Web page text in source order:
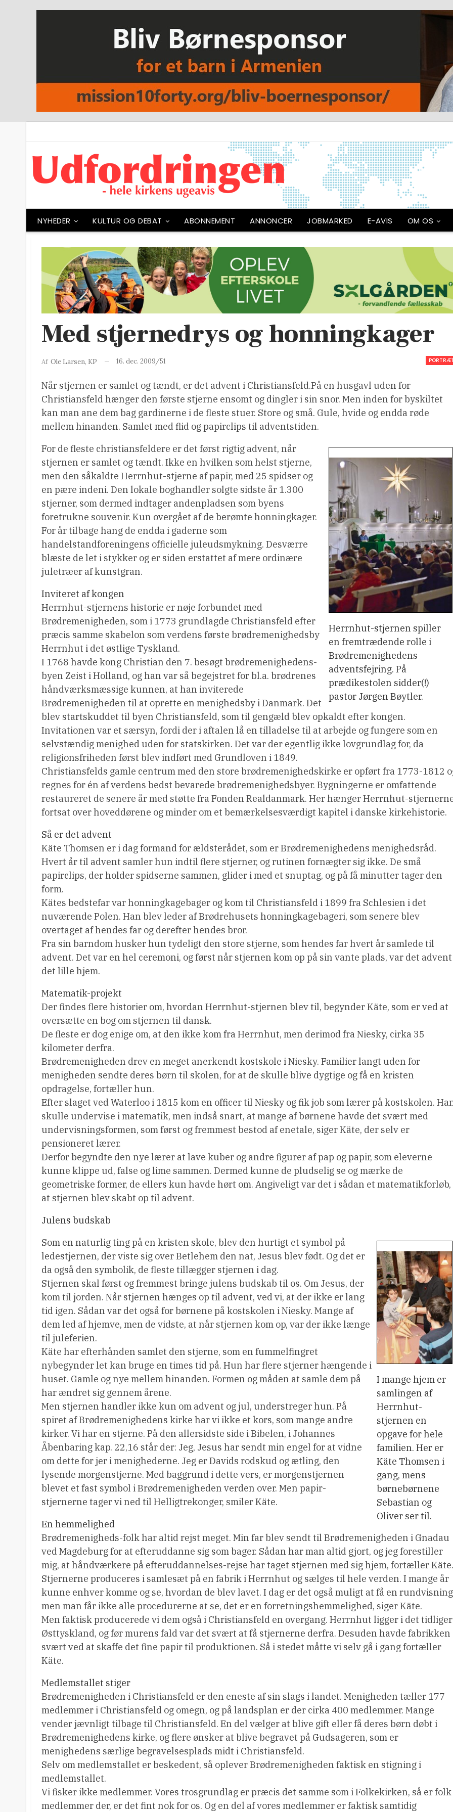
NYHEDER KULTUR OG DEBAT ABONNEMENT ANNONCER JOBMARKED E-AVIS OM OS
Med stjernedrys og honningkager
Af Ole Larsen, KP 16. dec. 2009/51
Når stjernen er samlet og tændt, er det advent i Christiansfeld.På en husgavl uden for
Christiansfeld hænger den første stjerne ensomt og dingler i sin snor. Men inden for byskiltet
kan man ane dem bag gardinerne i de fleste stuer. Store og små. Gule, hvide og endda røde
mellem hinanden. Samlet med flid og papirclips til adventstiden.
Herrnhut-stjernen spiller
en fremtrædende rolle i
Brødremenighedens
adventsfejring. På
prædikestolen sidder(!)
pastor Jørgen Bøytler.
For de fleste christiansfeldere er det først rigtig advent, når
stjernen er samlet og tændt. Ikke en hvilken som helst stjerne,
men den såkaldte Herrnhut-stjerne af papir, med 25 spidser og
en pære indeni. Den lokale boghandler solgte sidste år 1.300
stjerner, som dermed indtager andenpladsen som byens
foretrukne souvenir. Kun overgået af de berømte honningkager.
For år tilbage hang de endda i gaderne som
handelstandforeningens officielle juleudsmykning. Desværre
blæste de let i stykker og er siden erstattet af mere ordinære
juletræer af kunstgran.
Inviteret af kongen
Herrnhut-stjernens historie er nøje forbundet med
Brødremenigheden, som i 1773 grundlagde Christiansfeld efter
præcis samme skabelon som verdens første brødremenighedsby
Herrnhut i det østlige Tyskland.
I 1768 havde kong Christian den 7. besøgt brødremenighedens-
byen Zeist i Holland, og han var så begejstret for bl.a. brødrenes
håndværksmæssige kunnen, at han inviterede
Brødremenigheden til at oprette en menighedsby i Danmark. Det
blev startskuddet til byen Christiansfeld, som til gengæld blev opkaldt efter kongen.
Invitationen var et særsyn, fordi der i aftalen lå en tilladelse til at arbejde og fungere som en
selvstændig menighed uden for statskirken. Det var der egentlig ikke lovgrundlag for, da
religionsfriheden først blev indført med Grundloven i 1849.
Christiansfelds gamle centrum med den store brødremenighedskirke er opført fra 1773-1812
regnes for én af verdens bedst bevarede brødremenighedsbyer. Bygningerne er omfattende
restaureret de senere år med støtte fra Fonden Realdanmark. Her hænger Herrnhut-
fortsat over hoveddørene og minder om et bemærkelsesværdigt kapitel i danske kirkehistorie.
Så er det advent
Käte Thomsen er i dag formand for ældsterådet, som er Brødremenighedens menighedsråd.
Hvert år til advent samler hun indtil flere stjerner, og rutinen fornægter sig ikke. De små
papirclips, der holder spidserne sammen, glider i med et snuptag, og på få minutter tager den
form.
Kätes bedstefar var honningkagebager og kom til Christiansfeld i 1899 fra Schlesien i det
nuværende Polen. Han blev leder af Brødrehusets honningkagebageri, som senere blev
overtaget af hendes far og derefter hendes bror.
Fra sin barndom husker hun tydeligt den store stjerne, som hendes far hvert år samlede til
advent. Det var en hel ceremoni, og først når stjernen kom op på sin vante plads, var det
det lille hjem.
Matematik-projekt
Der findes flere historier om, hvordan Herrnhut-stjernen blev til, begynder Käte, som er ved at
oversætte en bog om stjernen til dansk.
De fleste er dog enige om, at den ikke kom fra Herrnhut, men derimod fra Niesky, cirka 35
kilometer derfra.
Brødremenigheden drev en meget anerkendt kostskole i Niesky. Familier langt uden for
menigheden sendte deres børn til skolen, for at de skulle blive dygtige og få en kristen
opdragelse, fortæller hun.
Efter slaget ved Waterloo i 1815 kom en officer til Niesky og fik job som lærer på kostskolen.
skulle undervise i matematik, men indså snart, at mange af børnene havde det svært med
undervisningsformen, som først og fremmest bestod af enetale, siger Käte, der selv er
pensioneret lærer.
Derfor begyndte den nye lærer at lave kuber og andre figurer af pap og papir, som eleverne
kunne klippe ud, false og lime sammen. Dermed kunne de pludselig se og mærke de
geometriske former, de ellers kun havde hørt om. Angiveligt var det i sådan et matematikforløb,
at stjernen blev skabt op til advent.
Julens budskab
I mange hjem er
samlingen af
Herrnhut-
stjernen en
opgave for hele
familien. Her er
Käte Thomsen i
gang, mens
børnebørnene
Sebastian og
Oliver ser til.
Som en naturlig ting på en kristen skole, blev den hurtigt et symbol på
ledestjernen, der viste sig over Betlehem den nat, Jesus blev født. Og det er
da også den symbolik, de fleste tillægger stjernen i dag.
Stjernen skal først og fremmest bringe julens budskab til os. Om Jesus, der
kom til jorden. Når stjernen hænges op til advent, ved vi, at der ikke er lang
tid igen. Sådan var det også for børnene på kostskolen i Niesky. Mange af
dem led af hjemve, men de vidste, at når stjernen kom op, var der ikke længe
til juleferien.
Käte har efterhånden samlet den stjerne, som en fummelfingret
nybegynder let kan bruge en times tid på. Hun har flere stjerner hængende i
huset. Gamle og nye mellem hinanden. Formen og måden at samle dem på
har ændret sig gennem årene.
Men stjernen handler ikke kun om advent og jul, understreger hun. På
spiret af Brødremenighedens kirke har vi ikke et kors, som mange andre
kirker. Vi har en stjerne. På den allersidste side i Bibelen, i Johannes
Åbenbaring kap. 22,16 står der: Jeg, Jesus har sendt min engel for at vidne
om dette for jer i menighederne. Jeg er Davids rodskud og ætling, den
lysende morgenstjerne. Med baggrund i dette vers, er morgenstjernen
blevet et fast symbol i Brødremenigheden verden over. Men papir-
stjernerne tager vi ned til Helligtrekonger, smiler Käte.
En hemmelighed
Brødremenigheds-folk har altid rejst meget. Min far blev sendt til Brødremenigheden i Gnadau
ved Magdeburg for at efteruddanne sig som bager. Sådan har man altid gjort, og jeg forestiller
mig, at håndværkere på efteruddannelses-rejse har taget stjernen med sig hjem, fortæller Käte.
Stjernerne produceres i samlesæt på en fabrik i Herrnhut og sælges til hele verden. I mange år
kunne enhver komme og se, hvordan de blev lavet. I dag er det også muligt at få en
men man får ikke alle procedurerne at se, det er en forretningshemmelighed, siger Käte.
Men faktisk producerede vi dem også i Christiansfeld en overgang. Herrnhut ligger i det
Østtyskland, og før murens fald var det svært at få stjernerne derfra. Desuden havde fabrikken
svært ved at skaffe det fine papir til produktionen. Så i stedet måtte vi selv gå i gang fortæller
Käte.
Medlemstallet stiger
Brødremenigheden i Christiansfeld er den eneste af sin slags i landet. Menigheden tæller 177
medlemmer i Christiansfeld og omegn, og på landsplan er der cirka 400 medlemmer. Mange
vender jævnligt tilbage til Christiansfeld. En del vælger at blive gift eller få deres børn døbt i
Brødremenighedens kirke, og flere ønsker at blive begravet på Gudsageren, som er
menighedens særlige begravelsesplads midt i Christiansfeld.
Selv om medlemstallet er beskedent, så oplever Brødremenigheden faktisk en stigning i
medlemstallet.
Vi fisker ikke medlemmer. Vores trosgrundlag er præcis det samme som i Folkekirken, så er folk
medlemmer der, er det fint nok for os. Og en del af vores medlemmer er faktisk samtidig